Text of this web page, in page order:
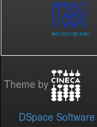
Theme by
DSpace Software